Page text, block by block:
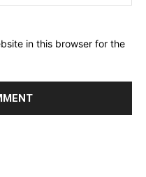
in this browser for the